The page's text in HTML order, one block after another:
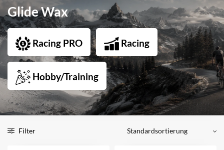
Glide Wax
Racing PRO Racing
Hobby/Training
Filter